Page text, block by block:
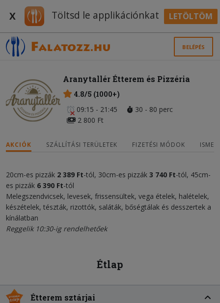
X Töltsd le applikációnkat LETÖLTÖM
BELÉPÉS
Aranytallér Étterem és Pizzéria
4.8/5 (1000+)
09:15 - 21:45
30 - 80 perc
2 800 Ft
AKCIÓK SZÁLLÍTÁSI TERÜLETEK FIZETÉSI MÓDOK
20cm-es pizzák 2 389 Ft-tól, 30cm-es pizzák 3 740 Ft-tól, 45cm-
es pizzák 6 390 Ft-tól
Melegszendvicsek, levesek, frissensültek, vega ételek, halételek,
készételek, tészták, rizottók, saláták, bőségtálak és desszertek a
kínálatban
Reggelik 10:30-ig rendelhetőek
Étlap
Étterem sztárjai